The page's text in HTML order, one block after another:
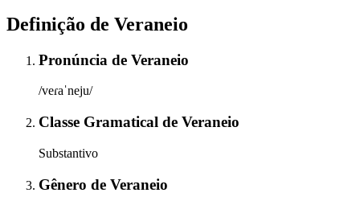
Definição de Veraneio
Pronúncia de Veraneio
/veɾaˈneju/
Classe Gramatical de Veraneio
Substantivo
Gênero de Veraneio